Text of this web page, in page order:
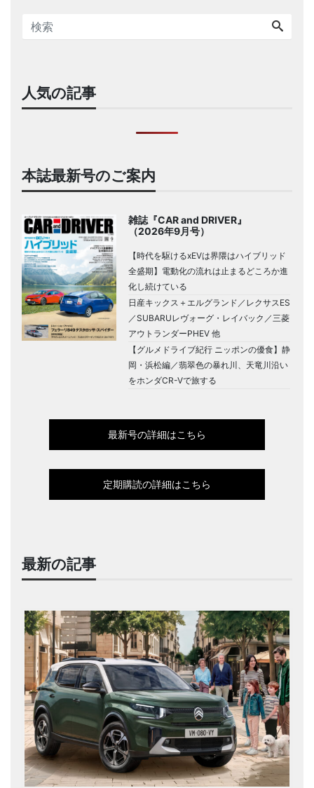
人気の記事
本誌最新号のご案内
雑誌『CAR and DRIVER』
（2026年9月号）
【時代を駆けるxEVは界隈はハイブリッド
全盛期】電動化の流れは止まるどころか進
化し続けている
日産キックス＋エルグランド／レクサスES
／SUBARUレヴォーグ・レイバック／三菱
アウトランダーPHEV 他
【グルメドライブ紀行 ニッポンの優食】静
岡・浜松編／翡翠色の暴れ川、天竜川沿い
をホンダCR-Vで旅する
最新号の詳細はこちら
定期購読の詳細はこちら
最新の記事